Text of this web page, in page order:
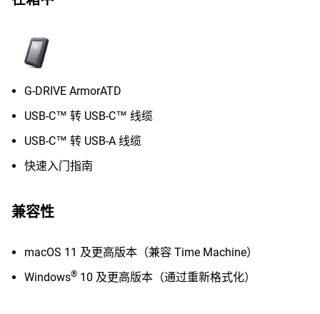
G-DRIVE ArmorATD
USB-C™ 转 USB-C™ 线缆
USB-C™ 转 USB-A 线缆
快速入门指南
兼容性
macOS 11 及更高版本（兼容 Time Machine）
Windows® 10 及更高版本（通过重新格式化）